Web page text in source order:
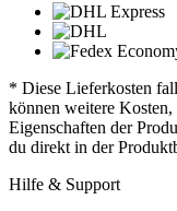
* Diese Lieferkosten
können weitere
Eigenschaften der
du direkt in der
Hilfe & Support